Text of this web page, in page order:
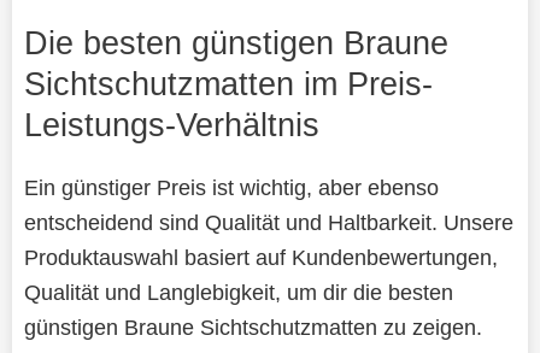
Die besten günstigen Braune
Sichtschutzmatten im Preis-
Leistungs-Verhältnis
Ein günstiger Preis ist wichtig, aber ebenso
entscheidend sind Qualität und Haltbarkeit. Unsere
Produktauswahl basiert auf Kundenbewertungen,
Qualität und Langlebigkeit, um dir die besten
günstigen Braune Sichtschutzmatten zu zeigen.